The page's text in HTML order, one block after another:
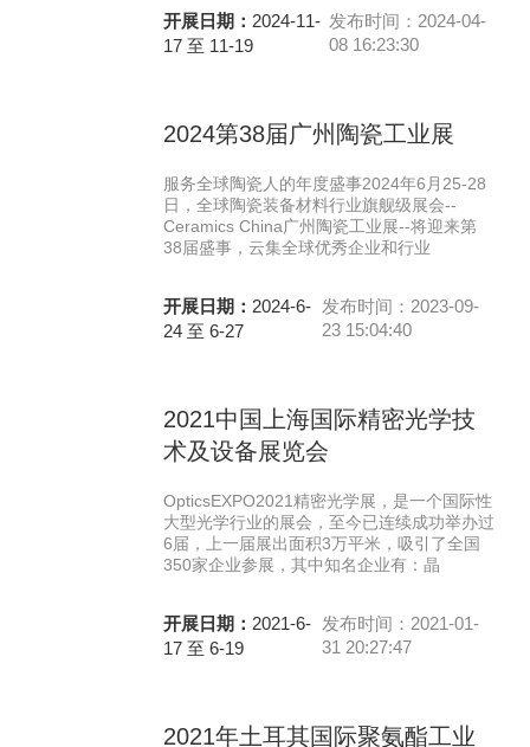
开展日期： 2024-11-
17 至 11-19
发布时间：2024-04-
08 16:23:30
2024第38届广州陶瓷工业展
服务全球陶瓷人的年度盛事2024年6月25-28
日，全球陶瓷装备材料行业旗舰级展会--
Ceramics China广州陶瓷工业展--将迎来第
38届盛事，云集全球优秀企业和行业
开展日期： 2024-6-
24 至 6-27
发布时间：2023-09-
23 15:04:40
2021中国上海国际精密光学技
术及设备展览会
OpticsEXPO2021精密光学展，是一个国际性
大型光学行业的展会，至今已连续成功举办过
6届，上一届展出面积3万平米，吸引了全国
350家企业参展，其中知名企业有：晶
开展日期： 2021-6-
17 至 6-19
发布时间：2021-01-
31 20:27:47
2021年土耳其国际聚氨酯工业